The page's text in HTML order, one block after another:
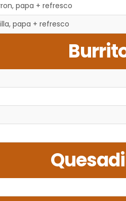
papa + refresco
papa + refresco